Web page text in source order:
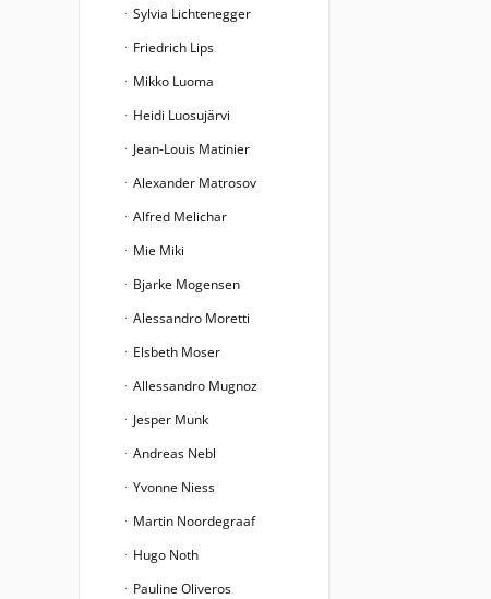
Sylvia Lichtenegger
Friedrich Lips
Mikko Luoma
Heidi Luosujärvi
Jean-Louis Matinier
Alexander Matrosov
Alfred Melichar
Mie Miki
Bjarke Mogensen
Alessandro Moretti
Elsbeth Moser
Allessandro Mugnoz
Jesper Munk
Andreas Nebl
Yvonne Niess
Martin Noordegraaf
Hugo Noth
Pauline Oliveros